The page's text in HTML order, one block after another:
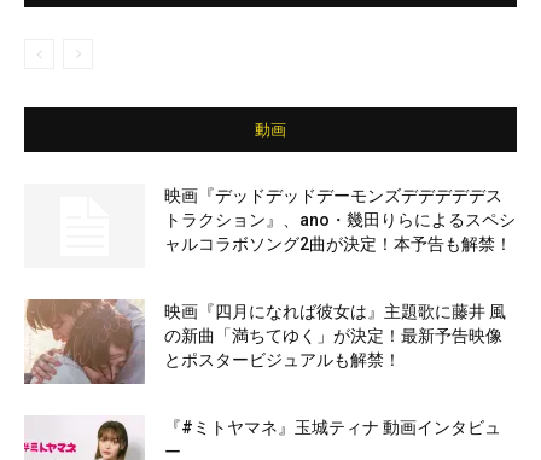
動画
映画『デッドデッドデーモンズデデデデデス
トラクション』、ano・幾田りらによるスペシ
ャルコラボソング2曲が決定！本予告も解禁！
映画『四月になれば彼女は』主題歌に藤井 風
の新曲「満ちてゆく」が決定！最新予告映像
とポスタービジュアルも解禁！
『#ミトヤマネ』玉城ティナ 動画インタビュ
ー